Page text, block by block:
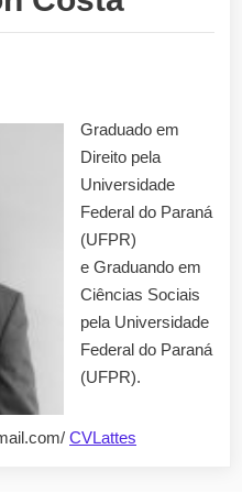
Graduado em
Direito pela
Universidade
Federal do Paraná
(UFPR)
e Graduando em
Ciências Sociais
pela Universidade
Federal do Paraná
(UFPR).
CVLattes